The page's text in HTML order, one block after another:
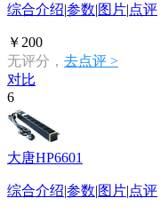
综合介绍|参数|图片|点评
￥200
无评分， 去点评 >
对比
6
大唐HP6601
综合介绍|参数|图片|点评